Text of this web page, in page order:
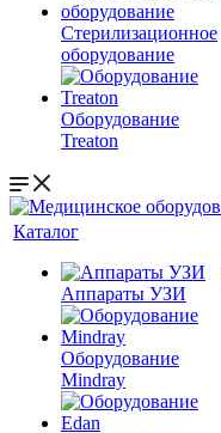
Стерилизационное
оборудование
Оборудование
Treaton
Каталог
Аппараты УЗИ
Оборудование
Mindray